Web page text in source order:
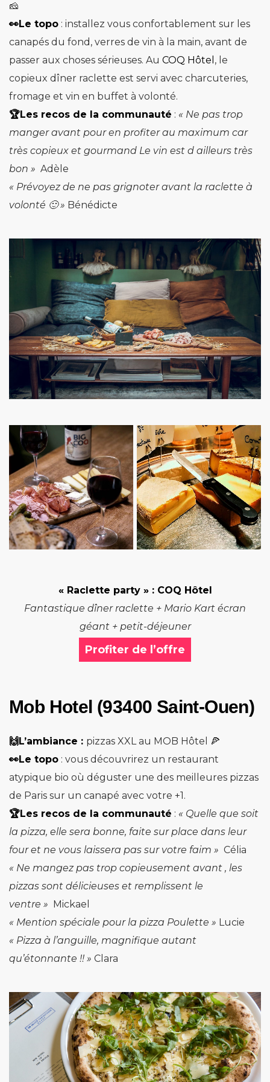
🧀
👀Le topo : installez vous confortablement sur les
canapés du fond, verres de vin à la main, avant de
passer aux choses sérieuses. Au COQ Hôtel , le
copieux dîner raclette est servi avec charcuteries,
fromage et vin en buffet à volonté.
🏆Les recos de la communauté : « Ne pas trop
manger avant pour en profiter au maximum car
très copieux et gourmand Le vin est d ailleurs très
bon » Adèle
« Prévoyez de ne pas grignoter avant la raclette à
volonté 🙂 » Bénédicte
« Raclette party »: COQ Hôtel
Fantastique dîner raclette + Mario Kart écran
géant + petit-déjeuner
Profiter de l’offre
Mob Hotel (93400 Saint-Ouen)
🙌L’ambiance : pizzas XXL au MOB Hôtel 🍕
👀Le topo : vous découvrirez un restaurant
atypique bio où déguster une des meilleures pizzas
de Paris sur un canapé avec votre +1.
🏆Les recos de la communauté : « Quelle que soit
la pizza, elle sera bonne, faite sur place dans leur
four et ne vous laissera pas sur votre faim » Célia
« Ne mangez pas trop copieusement avant , les
pizzas sont délicieuses et remplissent le
ventre » Mickael
« Mention spéciale pour la pizza Poulette » Lucie
« Pizza à l’anguille, magnifique autant
qu’étonnante !! » Clara